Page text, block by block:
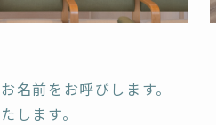
名前をお呼びします。
します。